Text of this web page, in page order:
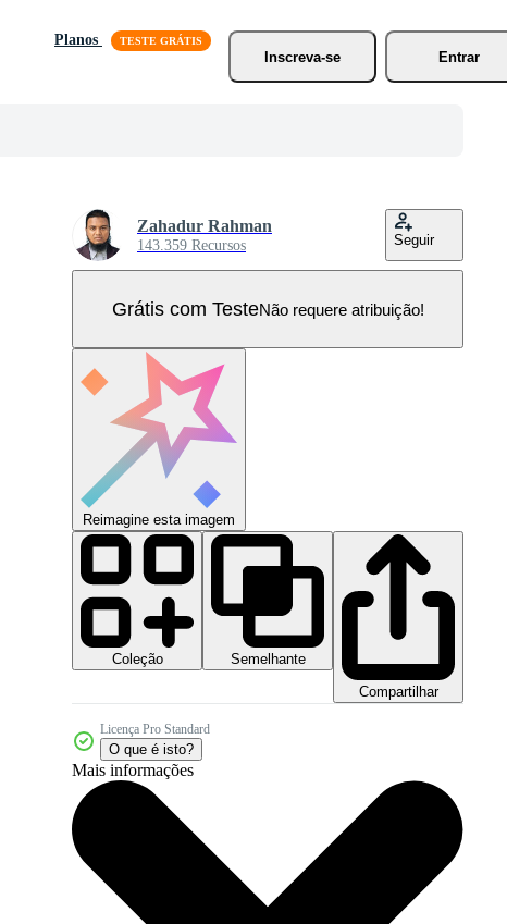
Planos
Inscreva-se
Entrar
Zahadur Rahman
143.359 Recursos Seguir
Grátis com TesteNão requere atribuição!
Reimagine esta imagem
Coleção
Semelhante
Compartilhar
Licença Pro Standard
O que é isto?
Mais informações